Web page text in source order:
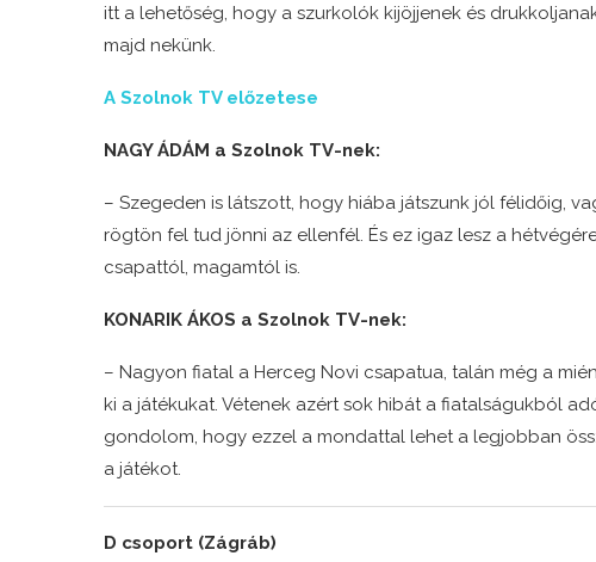
itt a lehetőség, hogy a szurkolók kijöjjenek és
majd nekünk.
A Szolnok TV előzetese
NAGY ÁDÁM a Szolnok TV-nek:
– Szegeden is látszott, hogy hiába játszunk jól félidőig,
rögtön fel tud jönni az ellenfél. És ez igaz lesz a
csapattól, magamtól is.
KONARIK ÁKOS a Szolnok TV-nek:
– Nagyon fiatal a Herceg Novi csapatua, talán még a
ki a játékukat. Vétenek azért sok hibát a fiatalságukból
gondolom, hogy ezzel a mondattal lehet a legjobban
a játékot.
D csoport (Zágráb)